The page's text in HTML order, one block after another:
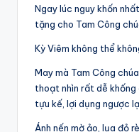
Ngay lúc nguy khốn
tặng cho Tam Công
Kỳ Viêm không thể
May mà Tam Công
thoạt nhìn rất dễ khống
tựu kế, lợi dụng ngược
Ánh nến mờ ảo, lụa đỏ